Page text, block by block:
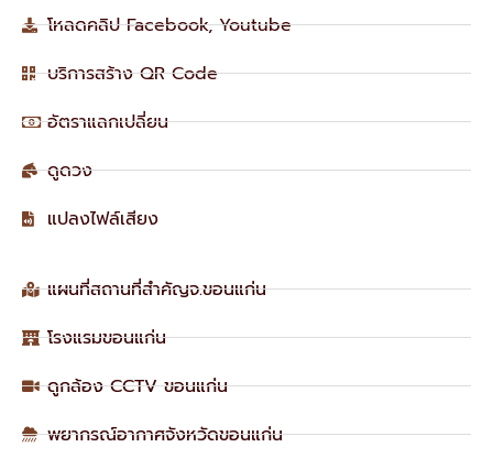
โหลดคลิป Facebook, Youtube
บริการสร้าง QR Code
อัตราแลกเปลี่ยน
ดูดวง
แปลงไฟล์เสียง
แผนที่สถานที่สำคัญจ.ขอนแก่น
โรงแรมขอนแก่น
ดูกล้อง CCTV ขอนแก่น
พยากรณ์อากาศจังหวัดขอนแก่น